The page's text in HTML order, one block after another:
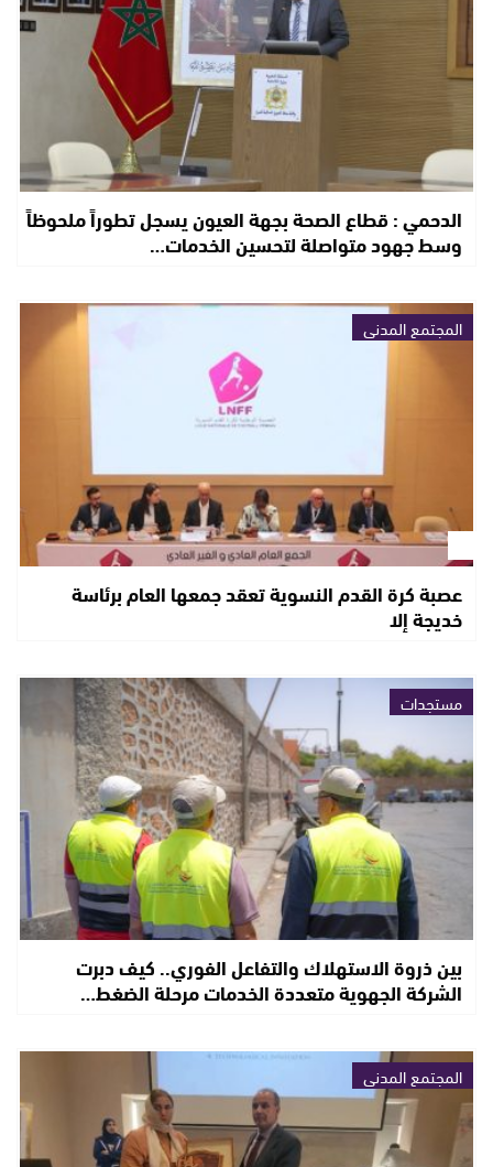
الدحمي : قطاع الصحة بجهة العيون يسجل تطوراً ملحوظاً
وسط جهود متواصلة لتحسين الخدمات…
المجتمع المدني
عصبة كرة القدم النسوية تعقد جمعها العام برئاسة
خديجة إلا
مستجدات
بين ذروة الاستهلاك والتفاعل الفوري.. كيف دبرت
الشركة الجهوية متعددة الخدمات مرحلة الضغط…
المجتمع المدني